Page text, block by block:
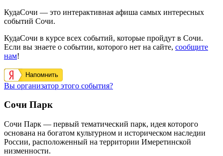
КудаСочи — это интерактивная афиша самых интересных
событий Сочи.
КудаСочи в курсе всех событий, которые пройдут в Сочи.
Если вы знаете о событии, которого нет на сайте, сообщите
нам!
Напомнить
Вы организатор этого события?
Сочи Парк
Сочи Парк — первый тематический парк, идея которого
основана на богатом культурном и историческом наследии
России, расположенный на территории Имеретинской
низменности.